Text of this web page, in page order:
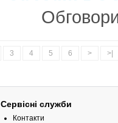
3 4 5 6 > >|
Сервісні служби
Контакти